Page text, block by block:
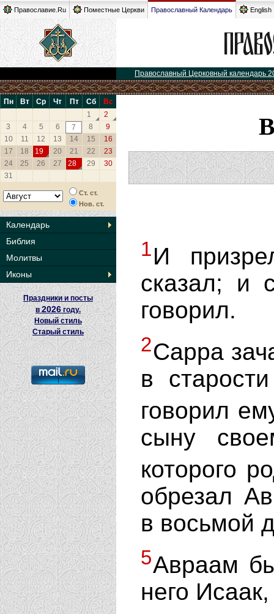
Православие.Ru Поместные Церкви Православный Календарь English
Православный Церковный календарь
Пн Вт Ср Чт Пт Сб
Вс
1
2
3
4 5 6 7 8
9
10
11 12 13 14 15
16
17
18 19 20 21 22
23
24
25 26 27 28 29
30
31
Ст. ст.
Нов. ст.
Календарь
Библия
Молитвы
Иконы
Праздники и посты
в2026 году.
Новый стиль
Старый стиль
1И
сказал; и
говорил.
2Сарра
в
говорил
сыну
которого
обрезал
в восьмой
5Авраам
него